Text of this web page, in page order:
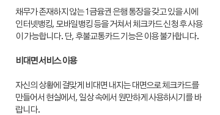
채무가 존재하지 않는 1금융권 은행 통장을 갖고 있을 시에
인터넷뱅킹, 모바일뱅킹 등을 거쳐서 체크카드 신청 후 사용
이 가능합니다. 단, 후불교통카드 기능은 이용 불가합니다.
비대면 서비스 이용
자신의 상황에 걸맞게 비대면 내지는 대면으로 체크카드를
만들어서 현실에서, 일상 속에서 원만하게 사용하시기를 바
랍니다.